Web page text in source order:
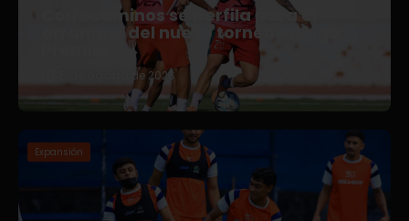
Correcaminos se perfila para el
arranque del nuevo torneo en Liga
5 de agosto de 2026
Expansión